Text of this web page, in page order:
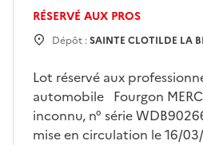
RÉSERVÉ AUX PROS
Dépôt :SAINTE CLOTILDE LA
Lot réservé aux
automobile Fourgon
inconnu, n° série
mise en circulation le 16/